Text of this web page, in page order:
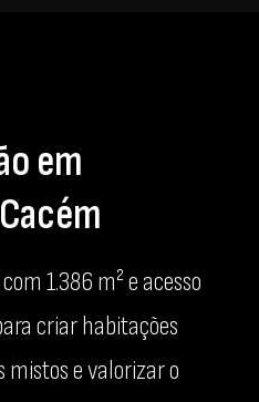
em
1.386 m² e acesso
criar habitações
mistos e valorizar o